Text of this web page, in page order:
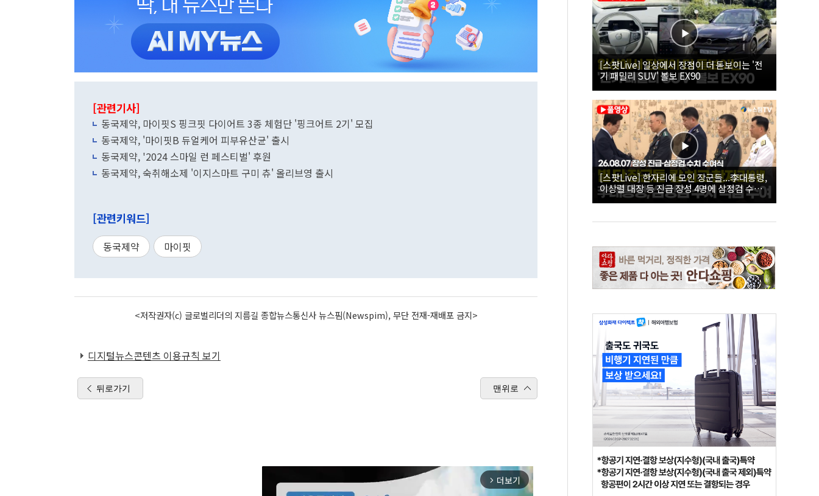
[관련기사]
동국제약, 마이핏S 핑크핏 다이어트 3종 체험단 '핑크어트 2기' 모집
동국제약, '마이핏B 듀얼케어 피부유산균' 출시
동국제약, '2024 스마일 런 페스티벌' 후원
동국제약, 숙취해소제 '이지스마트 구미 츄' 올리브영 출시
[관련키워드]
동국제약 마이핏
<저작권자(c) 글로벌리더의 지름길 종합뉴스통신사 뉴스핌(Newspim), 무단 전재-재배포 금지>
디지털뉴스콘텐츠 이용규칙 보기
뒤로가기 맨위로
arrow_forward_ios 더보기
[스팟Live] 일상에서 장점이 더 돋보이는 '전
기 패밀리 SUV' 볼보 EX90
[스팟Live] 한자리에 모인 장군들...李대통령,
이상렬 대장 등 진급 장성 4명에 삼정검 수치
직접 수여｜26.08.07 장성 진급·삼정검 수치